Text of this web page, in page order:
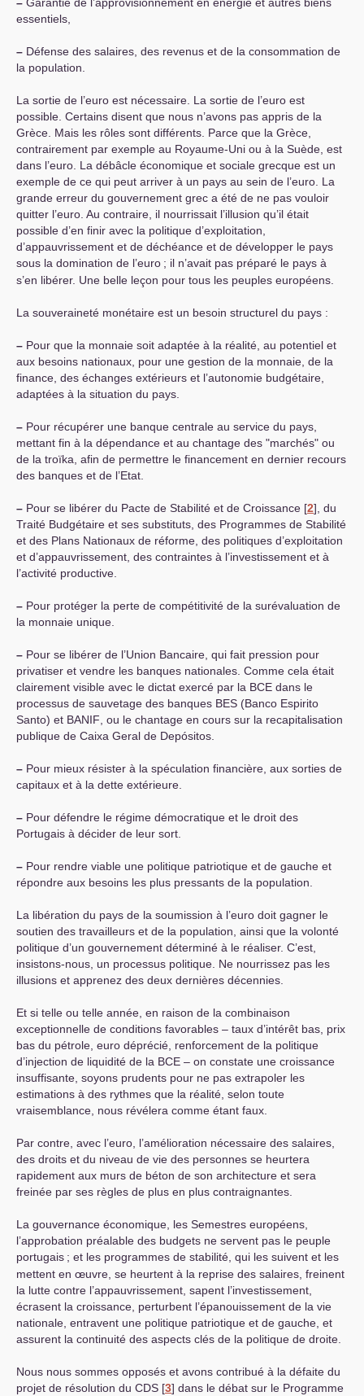
essentiels,
– Défense des salaires, des revenus et de la consommation de
la population.
La sortie de l’euro est nécessaire. La sortie de l’euro est
possible. Certains disent que nous n’avons pas appris de la
Grèce. Mais les rôles sont différents. Parce que la Grèce,
contrairement par exemple au Royaume-Uni ou à la Suède, est
dans l’euro. La débâcle économique et sociale grecque est un
exemple de ce qui peut arriver à un pays au sein de l’euro. La
grande erreur du gouvernement grec a été de ne pas vouloir
quitter l’euro. Au contraire, il nourrissait l’illusion qu’il était
possible d’en finir avec la politique d’exploitation,
d’appauvrissement et de déchéance et de développer le pays
sous la domination de l’euro ; il n’avait pas préparé le pays à
s’en libérer. Une belle leçon pour tous les peuples européens.
La souveraineté monétaire est un besoin structurel du pays :
– Pour que la monnaie soit adaptée à la réalité, au potentiel et
aux besoins nationaux, pour une gestion de la monnaie, de la
finance, des échanges extérieurs et l’autonomie budgétaire,
adaptées à la situation du pays.
– Pour récupérer une banque centrale au service du pays,
mettant fin à la dépendance et au chantage des "marchés" ou
de la troïka, afin de permettre le financement en dernier recours
des banques et de l’Etat.
– Pour se libérer du Pacte de Stabilité et de Croissance [2] , du
Traité Budgétaire et ses substituts, des Programmes de Stabilité
et des Plans Nationaux de réforme, des politiques d’exploitation
et d’appauvrissement, des contraintes à l’investissement et à
l’activité productive.
– Pour protéger la perte de compétitivité de la surévaluation de
la monnaie unique.
– Pour se libérer de l’Union Bancaire, qui fait pression pour
privatiser et vendre les banques nationales. Comme cela était
clairement visible avec le dictat exercé par la BCE dans le
processus de sauvetage des banques BES (Banco Espirito
Santo) et BANIF , ou le chantage en cours sur la recapitalisation
publique de Caixa Geral de Depósitos.
– Pour mieux résister à la spéculation financière, aux sorties de
capitaux et à la dette extérieure.
– Pour défendre le régime démocratique et le droit des
Portugais à décider de leur sort.
– Pour rendre viable une politique patriotique et de gauche et
répondre aux besoins les plus pressants de la population.
La libération du pays de la soumission à l’euro doit gagner le
soutien des travailleurs et de la population, ainsi que la volonté
politique d’un gouvernement déterminé à le réaliser. C’est,
insistons-nous, un processus politique. Ne nourrissez pas les
illusions et apprenez des deux dernières décennies.
Et si telle ou telle année, en raison de la combinaison
exceptionnelle de conditions favorables – taux d’intérêt bas, prix
bas du pétrole, euro déprécié, renforcement de la politique
d’injection de liquidité de la BCE – on constate une croissance
insuffisante, soyons prudents pour ne pas extrapoler les
estimations à des rythmes que la réalité, selon toute
vraisemblance, nous révélera comme étant faux.
Par contre, avec l’euro, l’amélioration nécessaire des salaires,
des droits et du niveau de vie des personnes se heurtera
rapidement aux murs de béton de son architecture et sera
freinée par ses règles de plus en plus contraignantes.
La gouvernance économique, les Semestres européens,
l’approbation préalable des budgets ne servent pas le peuple
portugais ; et les programmes de stabilité, qui les suivent et les
mettent en œuvre, se heurtent à la reprise des salaires, freinent
la lutte contre l’appauvrissement, sapent l’investissement,
écrasent la croissance, perturbent l’épanouissement de la vie
nationale, entravent une politique patriotique et de gauche, et
assurent la continuité des aspects clés de la politique de droite.
Nous nous sommes opposés et avons contribué à la défaite du
projet de résolution du CDS [3] dans le débat sur le Programme